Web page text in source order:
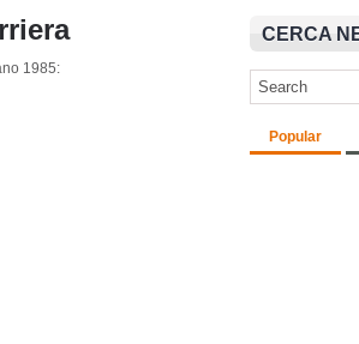
1985:
CERCA
Popular